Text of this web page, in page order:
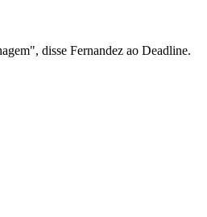
disse Fernandez ao Deadline.